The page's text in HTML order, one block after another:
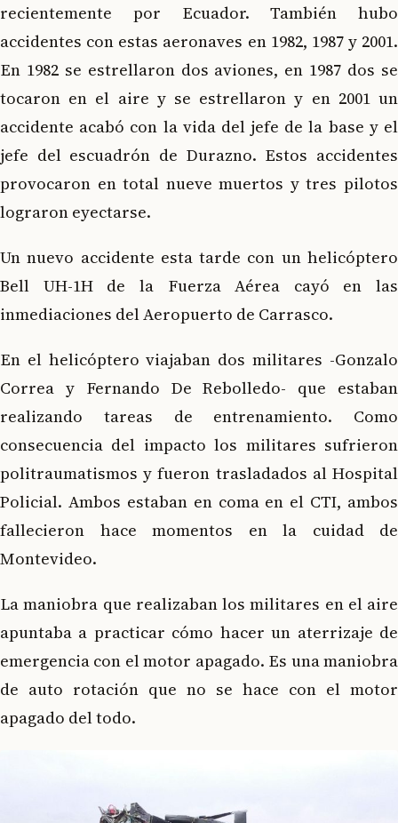
recientemente por Ecuador. También hubo
accidentes con estas aeronaves en 1982, 1987 y 2001.
En 1982 se estrellaron dos aviones, en 1987 dos se
tocaron en el aire y se estrellaron y en 2001 un
accidente acabó con la vida del jefe de la base y el
jefe del escuadrón de Durazno. Estos accidentes
provocaron en total nueve muertos y tres pilotos
lograron eyectarse.
Un nuevo accidente esta tarde con un helicóptero
Bell UH-1H de la Fuerza Aérea cayó en las
inmediaciones del Aeropuerto de Carrasco.
En el helicóptero viajaban dos militares -Gonzalo
Correa y Fernando De Rebolledo- que estaban
realizando tareas de entrenamiento. Como
consecuencia del impacto los militares sufrieron
politraumatismos y fueron trasladados al Hospital
Policial. Ambos estaban en coma en el CTI, ambos
fallecieron hace momentos en la cuidad de
Montevideo.
La maniobra que realizaban los militares en el aire
apuntaba a practicar cómo hacer un aterrizaje de
emergencia con el motor apagado. Es una maniobra
de auto rotación que no se hace con el motor
apagado del todo.